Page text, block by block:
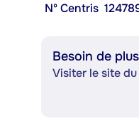
Nº Centris
Besoin de
Visiter le site